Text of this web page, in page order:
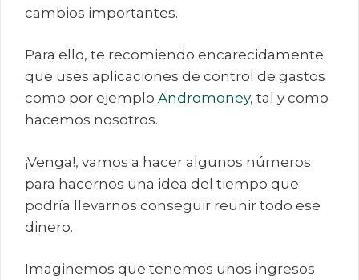
cambios importantes.
Para ello, te recomiendo encarecidamente
que uses aplicaciones de control de gastos
como por ejemplo Andromoney, tal y como
hacemos nosotros.
¡Venga!, vamos a hacer algunos números
para hacernos una idea del tiempo que
podría llevarnos conseguir reunir todo ese
dinero.
Imaginemos que tenemos unos ingresos